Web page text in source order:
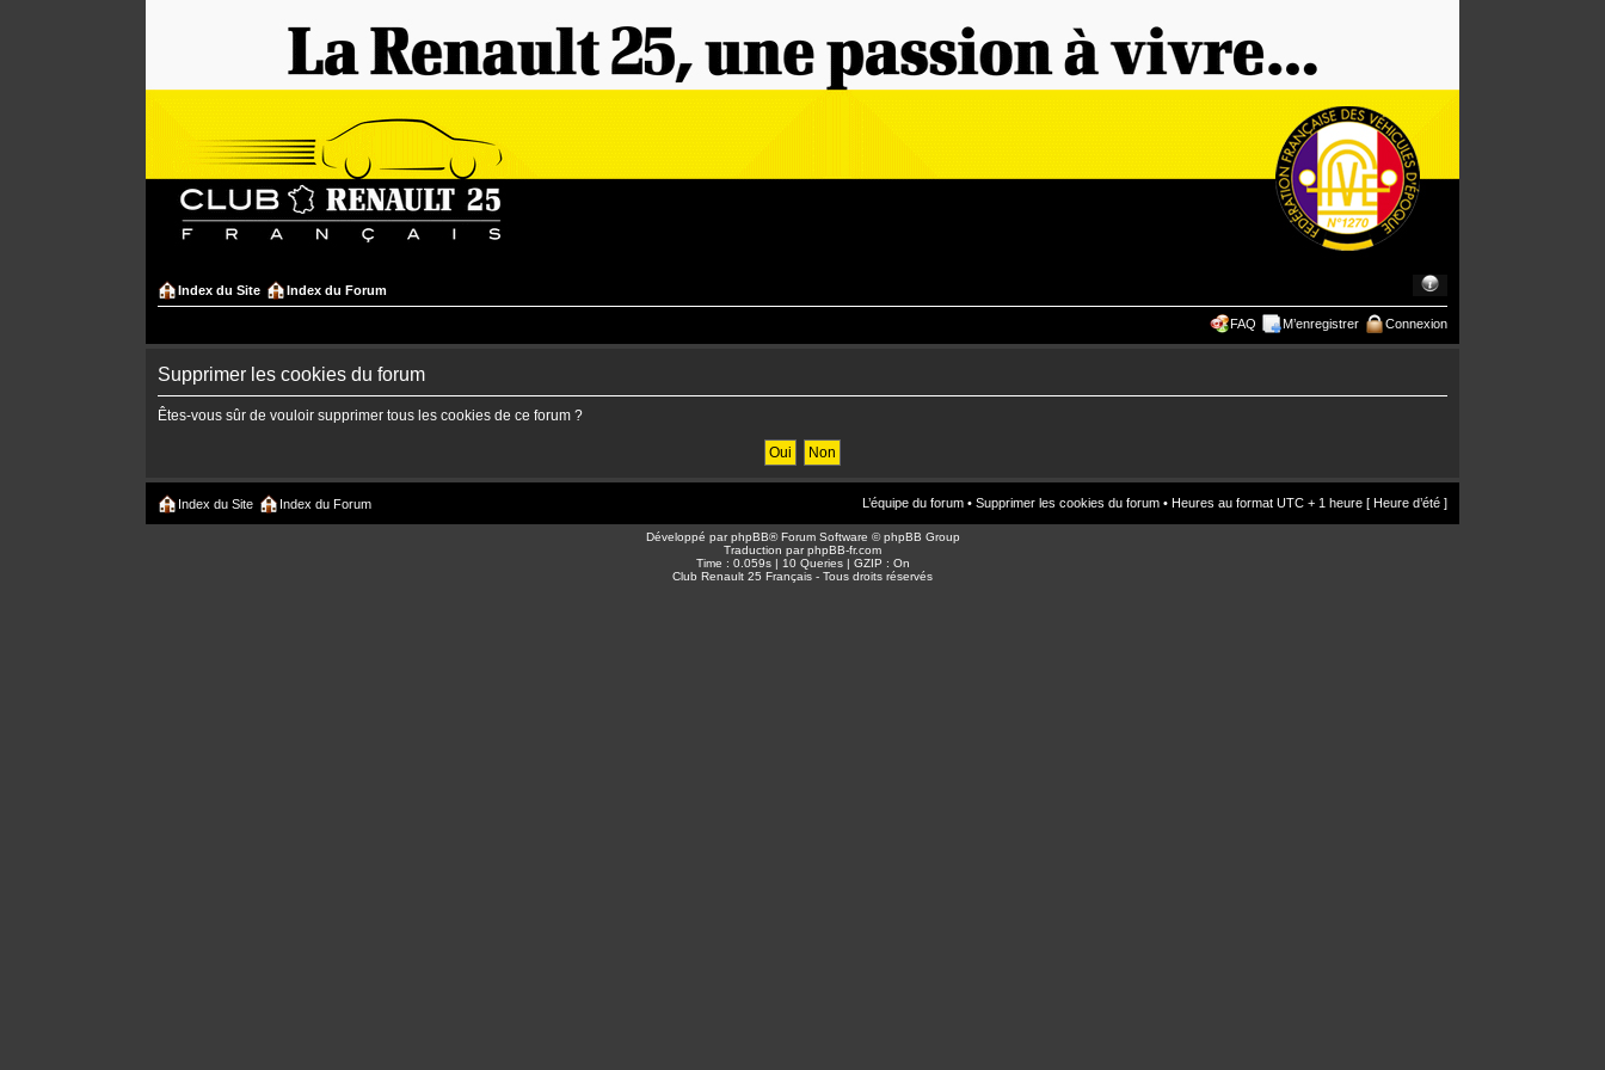
Index du Site Index du Forum
FAQ M’enregistrer Connexion
Supprimer les cookies du forum
Êtes-vous sûr de vouloir supprimer tous les cookies de ce forum ?
Index du Site Index du Forum L’équipe du forum • Supprimer les cookies du forum • Heures au format UTC + 1 heure [ Heure d’été ]
Développé parphpBB® Forum Software © phpBB Group
Traduction parphpBB-fr.com
Time : 0.059s | 10 Queries | GZIP : On
Club Renault 25 Français - Tous droits réservés